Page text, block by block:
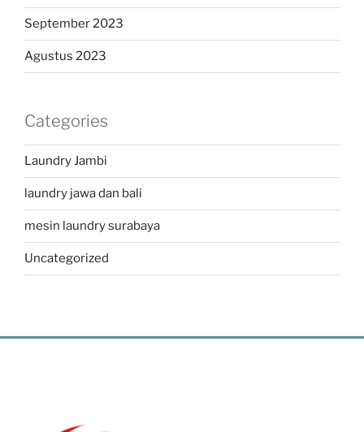
September 2023
Agustus 2023
Categories
Laundry Jambi
laundry jawa dan bali
mesin laundry surabaya
Uncategorized